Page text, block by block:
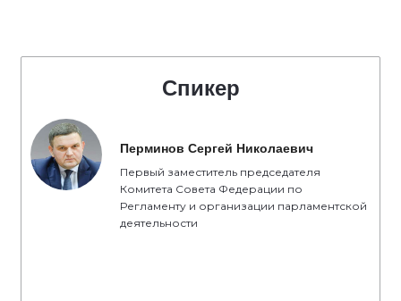
Спикер
Перминов Сергей Николаевич
Первый заместитель председателя
Комитета Совета Федерации по
Регламенту и организации парламентской
деятельности